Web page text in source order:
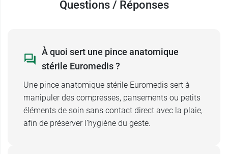
Stérilisation à l’oxyde d’éthylène.
Couleur : bleue.
Dispositif médical avec marquage CE.
Bouts mousse : n°907 / 135907.
Bouts fins : SP-PDFB.
Et pour une hygiène optimale, pensez à mettre
Questions / Réponses
À quoi sert une pince anatomique
stérile Euromedis ?
Une pince anatomique stérile Euromedis sert à
manipuler des compresses, pansements ou petits
éléments de soin sans contact direct avec la plaie,
afin de préserver l’hygiène du geste.